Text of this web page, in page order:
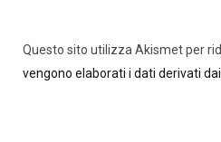
Questo sito utilizza Akismet per
vengono elaborati i dati derivati